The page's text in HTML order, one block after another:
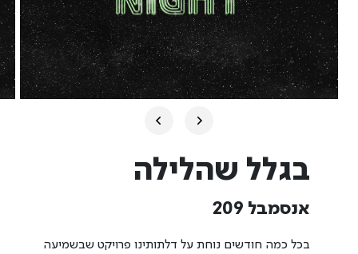
בגלל שהלילה
אנסמבל 209
בכל כמה חודשים נוחת על דלתותינו פרויקט שבשמיעה